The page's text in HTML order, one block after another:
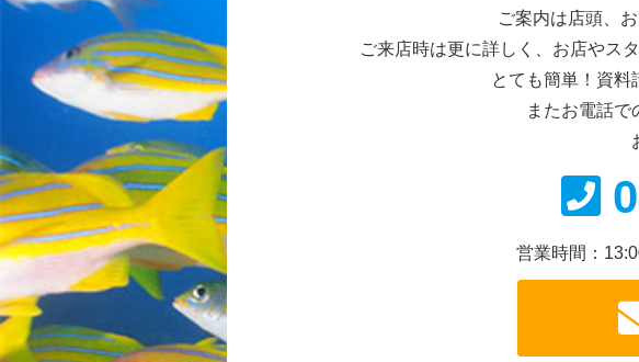
ご案内は店頭、
ご来店時は更に詳しく、お店やス
とても簡単！資料
またお電話で
営業時間：